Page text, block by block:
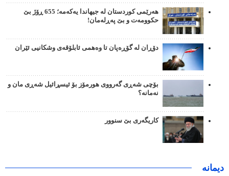
هەرێمی کوردستان لە جیهاندا یەکەمە؛ 655 ڕۆژ بێ
حکوومەت و بێ پەڕلەمان!
دۆڕان لە گۆڕەپان تا وەهمی ئابلۆقەی وشکانیی ئێران
بۆچی شەڕی گەرووی هورمۆز بۆ ئیسڕائیل شەڕی مان و
نەمانە؟
کاریگەری بێ سنوور
دیمانە